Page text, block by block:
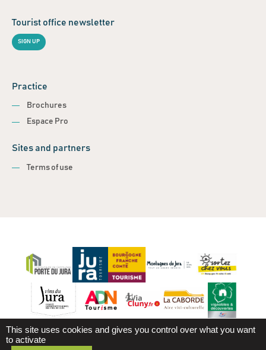
Tourist office newsletter
SIGN UP
Practice
Brochures
Espace Pro
Sites and partners
Terms of use
This site uses cookies and gives you control over what you want
to activate